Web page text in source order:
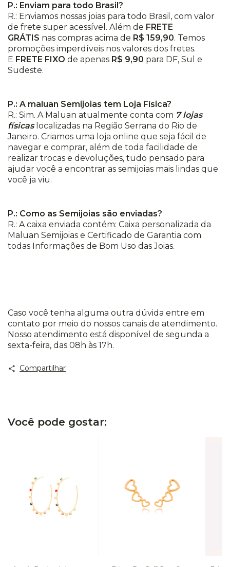
P.: Enviam para todo Brasil?
R.: Enviamos nossas joias para todo Brasil, com valor
de frete super acessível. Além de FRETE
GRÁTIS nas compras acima de R$ 159,90. Temos
promoções imperdíveis nos valores dos fretes.
E FRETE FIXO de apenas R$ 9,90 para DF, Sul e
Sudeste.
P.: A maluan Semijoias tem Loja Física?
R.: Sim. A Maluan atualmente conta com 7 lojas
físicaslocalizadas na Região Serrana do Rio de
Janeiro. Criamos uma loja online que seja fácil de
navegar e comprar, além de toda facilidade de
realizar trocas e devoluções, tudo pensado para
ajudar você a encontrar as semijoias mais lindas que
você ja viu.
P.: Como as Semijoias são enviadas?
R.: A caixa enviada contém: Caixa personalizada da
Maluan Semijoias e Certificado de Garantia com
todas Informações de Bom Uso das Joias.
Caso você tenha alguma outra dúvida entre em
contato por meio do nossos canais de atendimento.
Nosso atendimento está disponível de segunda a
sexta-feira, das 08h às 17h.
Compartilhar
Você pode gostar: